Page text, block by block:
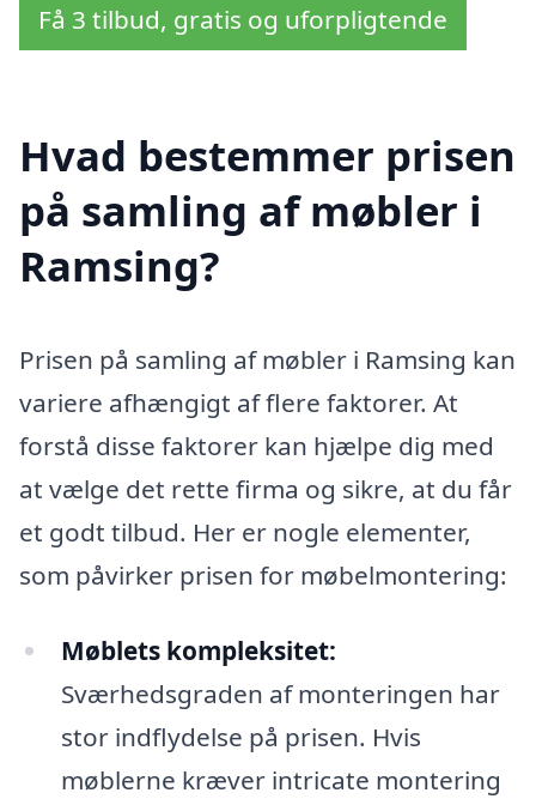
Få 3 tilbud, gratis og uforpligtende
Hvad bestemmer prisen
på samling af møbler i
Ramsing?
Prisen på samling af møbler i Ramsing kan
variere afhængigt af flere faktorer. At
forstå disse faktorer kan hjælpe dig med
at vælge det rette firma og sikre, at du får
et godt tilbud. Her er nogle elementer,
som påvirker prisen for møbelmontering:
Møblets kompleksitet:
Sværhedsgraden af monteringen har
stor indflydelse på prisen. Hvis
møblerne kræver intricate montering